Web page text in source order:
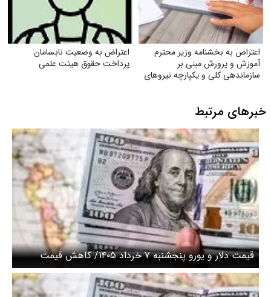
وزیر محترم
بر
یکپارچه نیروهای
اعتراض به وضعیت نابسامان
پرداخت حقوق هیئت علمی
۷ خرداد ۱۴۰۵/ کاهش قیمت